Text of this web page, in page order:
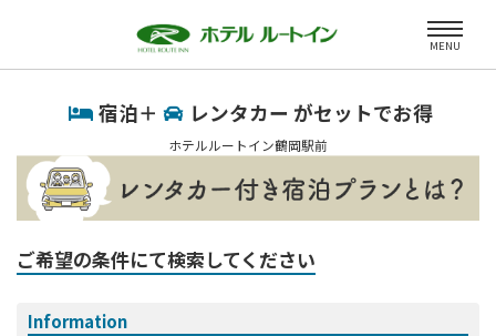
MENU
宿泊＋ レンタカー がセットでお得
ホテルルートイン鶴岡駅前
ご希望の条件にて検索してください
Information